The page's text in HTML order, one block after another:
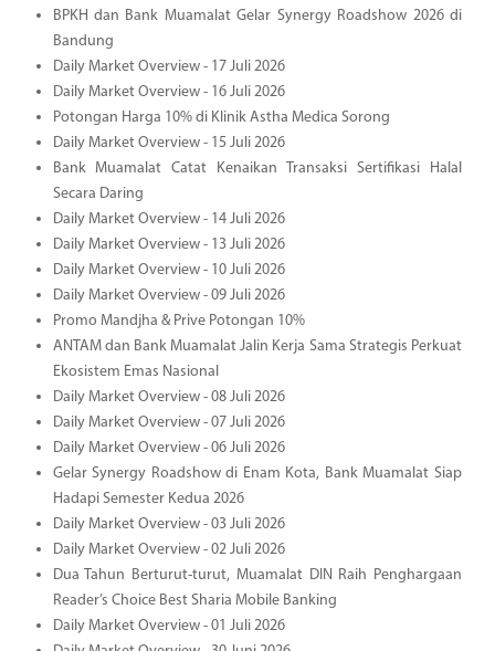
BPKH dan Bank Muamalat Gelar Synergy Roadshow 2026 di
Bandung
Daily Market Overview - 17 Juli 2026
Daily Market Overview - 16 Juli 2026
Potongan Harga 10% di Klinik Astha Medica Sorong
Daily Market Overview - 15 Juli 2026
Bank Muamalat Catat Kenaikan Transaksi Sertifikasi Halal
Secara Daring
Daily Market Overview - 14 Juli 2026
Daily Market Overview - 13 Juli 2026
Daily Market Overview - 10 Juli 2026
Daily Market Overview - 09 Juli 2026
Promo Mandjha & Prive Potongan 10%
ANTAM dan Bank Muamalat Jalin Kerja Sama Strategis Perkuat
Ekosistem Emas Nasional
Daily Market Overview - 08 Juli 2026
Daily Market Overview - 07 Juli 2026
Daily Market Overview - 06 Juli 2026
Gelar Synergy Roadshow di Enam Kota, Bank Muamalat Siap
Hadapi Semester Kedua 2026
Daily Market Overview - 03 Juli 2026
Daily Market Overview - 02 Juli 2026
Dua Tahun Berturut-turut, Muamalat DIN Raih Penghargaan
Reader’s Choice Best Sharia Mobile Banking
Daily Market Overview - 01 Juli 2026